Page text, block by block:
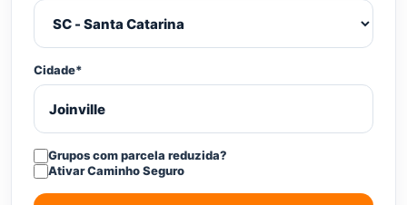
Cidade*
Grupos com parcela reduzida?
Ativar Caminho Seguro